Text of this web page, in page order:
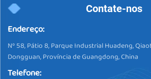
Contate-nos
Endereço:
Nº 58, Pátio 8, Parque Industrial Huadeng,
Dongguan, Província de Guangdong, China
Telefone: